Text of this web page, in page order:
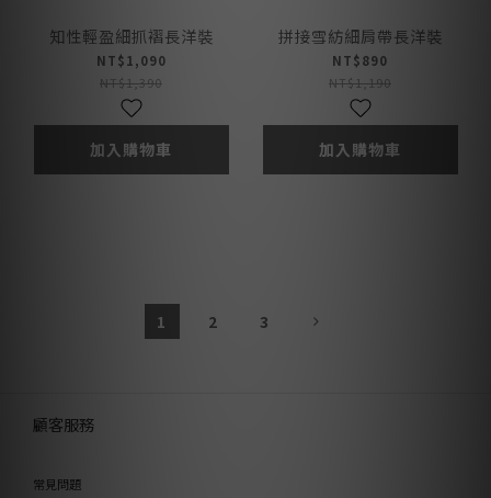
知性輕盈細抓褶長洋裝
NT$1,090
NT$1,390
加入購物車
拼接雪紡細肩帶長洋裝
NT$890
NT$1,190
加入購物車
1 2 3
顧客服務
常見問題